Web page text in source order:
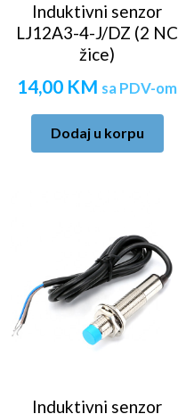
Induktivni senzor
LJ12A3-4-J/DZ (2 NC
žice)
14,00 KM sa PDV-om
Dodaj u korpu
Induktivni senzor